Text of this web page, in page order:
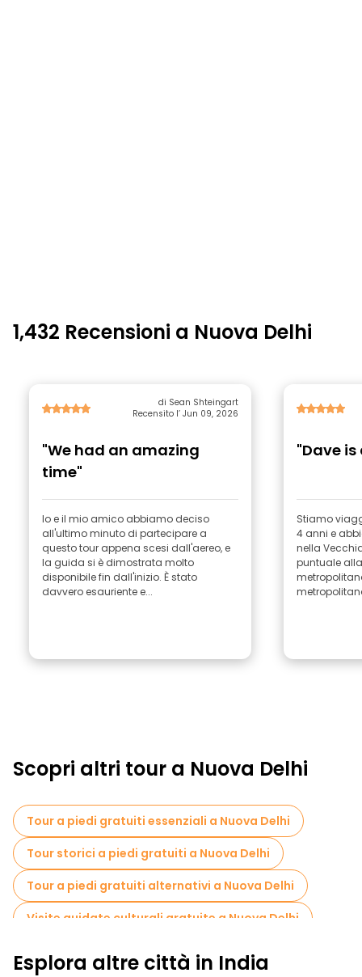
1,432 Recensioni a Nuova Delhi
di Sean Shteingart
Recensito l’ Jun 09, 2026
"We had an amazing
time"
Io e il mio amico abbiamo deciso
all'ultimo minuto di partecipare a
questo tour appena scesi dall'aereo, e
la guida si è dimostrata molto
disponibile fin dall'inizio. È stato
davvero esauriente e...
"Dave
Stiamo
4 anni e
nella Vecchia Delhi.
puntuale
Scopri altri tour a Nuova Delhi
Tour a piedi gratuiti essenziali a Nuova Delhi
Tour storici a piedi gratuiti a Nuova Delhi
Tour a piedi gratuiti alternativi a Nuova Delhi
Visite guidate culturali gratuite a Nuova Delhi
Tour a piedi gratuiti per famiglie a Nuova Delhi
Esplora altre città in India